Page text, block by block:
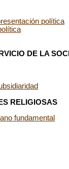
política
DE LA
RELIGIOSAS
fundamental